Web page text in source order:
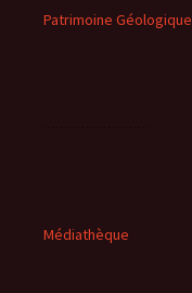
Patrimoine Géologique
Médiathèque